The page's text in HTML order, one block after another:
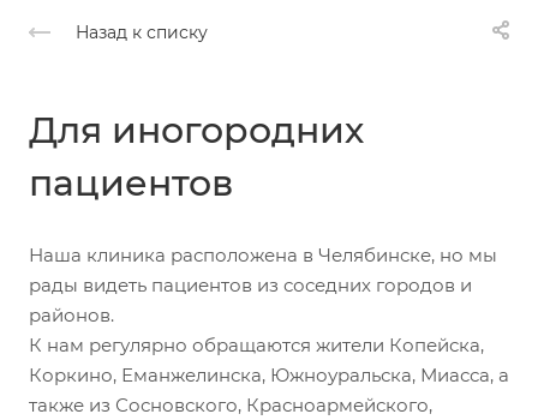
Назад к списку
Для иногородних
пациентов
Наша клиника расположена в Челябинске, но мы
рады видеть пациентов из соседних городов и
районов.
К нам регулярно обращаются жители Копейска,
Коркино, Еманжелинска, Южноуральска, Миасса, а
также из Сосновского, Красноармейского,